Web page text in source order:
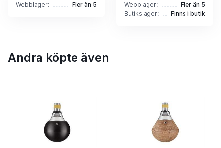
Webblager:
Fler än 5
Webblager:
Fler än 5
Butikslager:
Finns i butik
Andra köpte även